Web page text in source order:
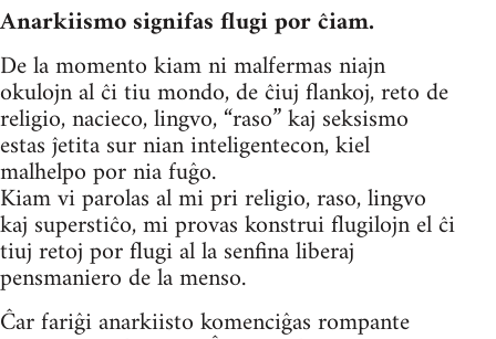
Anarkiismo signifas flugi por ĉiam.
De la momento kiam ni malfermas niajn
okulojn al ĉi tiu mondo, de ĉiuj flankoj, reto de
religio, nacieco, lingvo, “raso” kaj seksismo
estas ĵetita sur nian inteligentecon, kiel
malhelpo por nia fuĝo.
Kiam vi parolas al mi pri religio, raso, lingvo
kaj superstiĉo, mi provas konstrui flugilojn el ĉi
tiuj retoj por flugi al la senfina liberaj
pensmaniero de la menso.
Ĉar fariĝi anarkiisto komenciĝas rompante